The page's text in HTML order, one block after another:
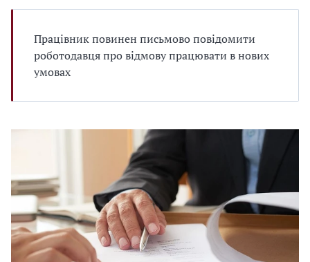
Працівник повинен письмово повідомити
роботодавця про відмову працювати в нових
умовах